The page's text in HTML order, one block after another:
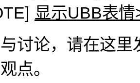
显示UBB表情
讨论，请在这里
点。